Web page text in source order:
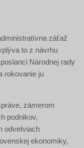
záťaž
to z návrhu
Národnej rady
rokovanie ju
zámerom
podnikov,
odvetviach
ekonomiky,